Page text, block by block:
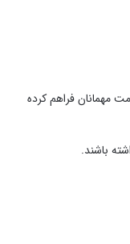
مهمانان فراهم کرده
باشند.